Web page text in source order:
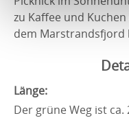
zu Kaffee und
dem Marstrandsfjord
Länge:
Der grüne Weg ist ca.